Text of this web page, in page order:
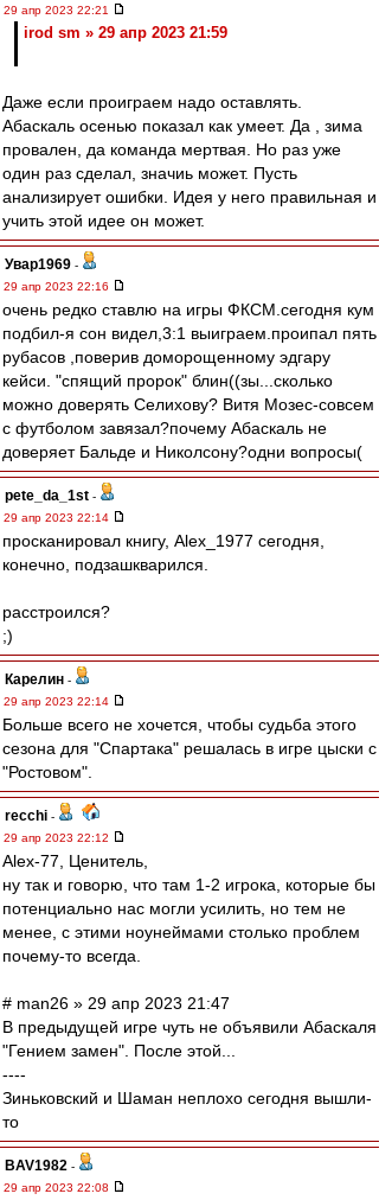
29 апр 2023 22:21
irod sm » 29 апр 2023 21:59
Даже если проиграем надо оставлять.
Абаскаль осенью показал как умеет. Да , зима
провален, да команда мертвая. Но раз уже
один раз сделал, значиь может. Пусть
анализирует ошибки. Идея у него правильная и
учить этой идее он может.
Увар1969 -
29 апр 2023 22:16
очень редко ставлю на игры ФКСМ.сегодня кум
подбил-я сон видел,3:1 выиграем.проипал пять
рубасов ,поверив доморощенному эдгару
кейси. "спящий пророк" блин((зы...сколько
можно доверять Селихову? Витя Мозес-совсем
с футболом завязал?почему Абаскаль не
доверяет Бальде и Николсону?одни вопросы(
pete_da_1st -
29 апр 2023 22:14
просканировал книгу, Alex_1977 сегодня,
конечно, подзашкварился.
расстроился?
;)
Карелин -
29 апр 2023 22:14
Больше всего не хочется, чтобы судьба этого
сезона для "Спартака" решалась в игре цыски с
"Ростовом".
recchi -
29 апр 2023 22:12
Alex-77, Ценитель,
ну так и говорю, что там 1-2 игрока, которые бы
потенциально нас могли усилить, но тем не
менее, с этими ноунеймами столько проблем
почему-то всегда.
# man26 » 29 апр 2023 21:47
В предыдущей игре чуть не объявили Абаскаля
"Гением замен". После этой...
----
Зиньковский и Шаман неплохо сегодня вышли-
то
BAV1982 -
29 апр 2023 22:08